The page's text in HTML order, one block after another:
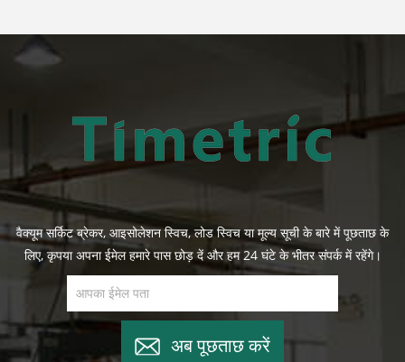
वैक्यूम सर्किट ब्रेकर, आइसोलेशन स्विच, लोड स्विच या मूल्य सूची के बारे में पूछताछ के
लिए, कृपया अपना ईमेल हमारे पास छोड़ दें और हम 24 घंटे के भीतर संपर्क में रहेंगे।
अब पूछताछ करें